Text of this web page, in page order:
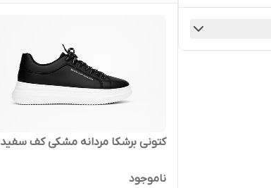
کتونی برشکا مردانه مشکی کف سفید
ناموجود